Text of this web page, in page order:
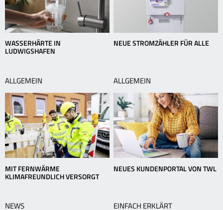
WASSERHÄRTE IN
LUDWIGSHAFEN
NEUE STROMZÄHLER FÜR ALLE
ALLGEMEIN
MIT FERNWÄRME
KLIMAFREUNDLICH VERSORGT
ALLGEMEIN
NEUES KUNDENPORTAL VON TWL
NEWS EINFACH ERKLÄRT